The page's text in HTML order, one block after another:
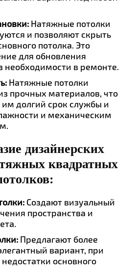
Натяжные потолки
и позволяют скрыть
потолка. Это
для обновления
необходимости в ремонте.
Натяжные потолки
прочных материалов, что
им долгий срок службы и
и механическим
дизайнерских
квадратных
Создают визуальный
пространства и
Предлагают более
вариант, при
основного